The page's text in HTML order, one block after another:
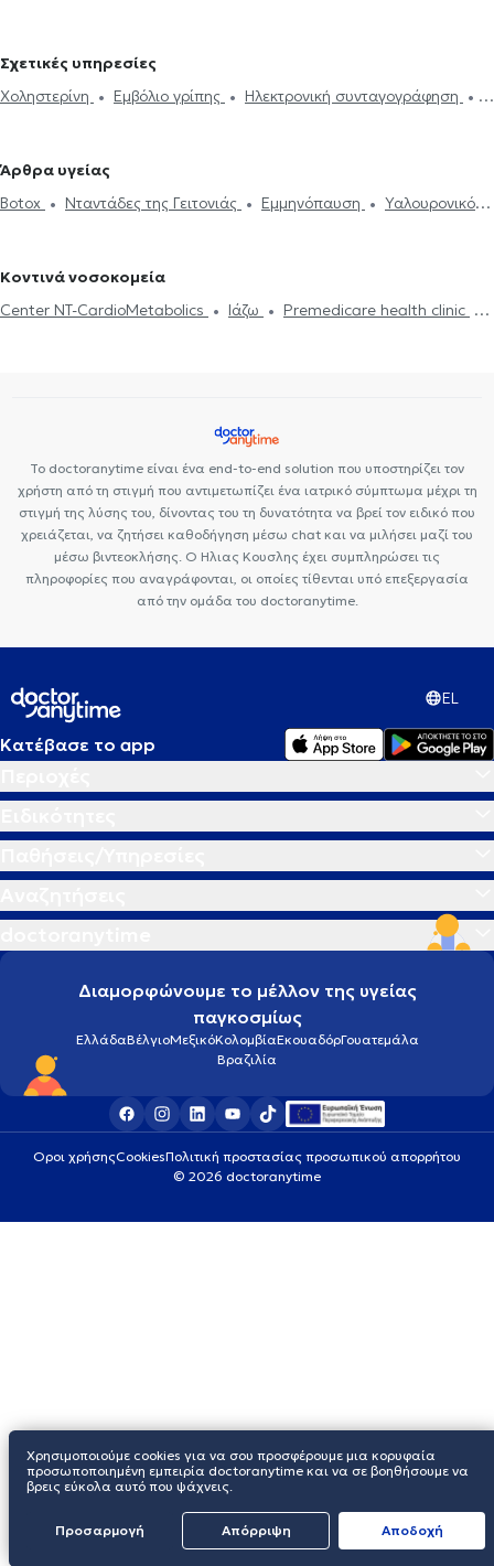
Γιατροί στον Πειραιά
στα Εξάρχεια
Γενικοί Γιατροί στον Κορυδαλλό
Γενικοί Γιατροί
Ίλιον
Γενικοί Γιατροί στην Αγία Παρασκευή
Γενικοί Γιατροί στο
Σχετικές υπηρεσίες
Χοληστερίνη
Εμβόλιο γρίπης
Ηλεκτρονική συνταγογράφηση
Δίπλωμα Οδήγησης
Βελονισμός
HIV-AIDS Διαβήτης
Διακοπή Καπνίσματος
Προσωπικός Γιατρός
Άρθρα υγείας
Botox
Νταντάδες της Γειτονιάς Εμμηνόπαυση
Υαλουρονικό
Ψωρίαση
Κοντινά νοσοκομεία
Center NT-CardioMetabolics
Ιάζω
Premedicare health clinic
Το doctoranytime είναι ένα end-to-end solution που υποστηρίζει τον
χρήστη από τη στιγμή που αντιμετωπίζει ένα ιατρικό σύμπτωμα μέχρι τη
στιγμή της λύσης του, δίνοντας του τη δυνατότητα να βρεί τον ειδικό που
χρειάζεται, να ζητήσει καθοδήγηση μέσω chat και να μιλήσει μαζί του
μέσω βιντεοκλήσης. Ο Ηλιας Κουσλης έχει συμπληρώσει τις
πληροφορίες που αναγράφονται, οι οποίες τίθενται υπό επεξεργασία
από την ομάδα του doctoranytime.
EL
Κατέβασε το app
Διαμορφώνουμε το μέλλον της υγείας
παγκοσμίως
ΕλλάδαΒέλγιοΜεξικόΚολομβίαΕκουαδόρΓουατεμάλα
Βραζιλία
Οροι χρήσηςCookiesΠολιτική προστασίας προσωπικού απορρήτου
© 2026 doctoranytime
Χρησιμοποιούμε cookies για να σου προσφέρουμε μια κορυφαία
προσωποποιημένη εμπειρία doctoranytime και να σε βοηθήσουμε να
βρεις εύκολα αυτό που ψάχνεις.
Προσαρμογή Απόρριψη Aποδοχή